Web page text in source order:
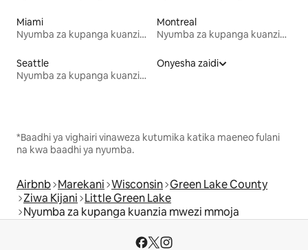
Miami
Nyumba za kupanga kuanzia mwezi mmoja
Montreal
Nyumba za kupanga kuanzia mwezi mmoja
Seattle
Nyumba za kupanga kuanzia mwezi mmoja
Onyesha zaidi
*Baadhi ya vighairi vinaweza kutumika katika maeneo fulani
na kwa baadhi ya nyumba.
Airbnb Marekani Wisconsin Green Lake County
Ziwa Kijani Little Green Lake
Nyumba za kupanga kuanzia mwezi mmoja